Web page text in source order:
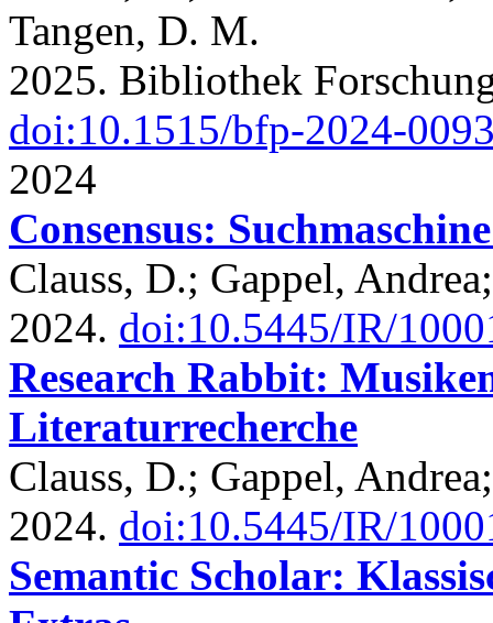
Tangen, D. M.
2025. Bibliothek
doi:10.1515/bfp-2024-
2024
Consensus:
Clauss, D.; Gappel,
2024. doi:10.5445/IR/
Research Rabbit:
Literaturrecherche
Clauss, D.; Gappel,
2024. doi:10.5445/IR/
Semantic Scholar: